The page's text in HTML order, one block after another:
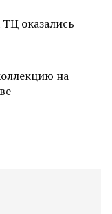
оказались
на